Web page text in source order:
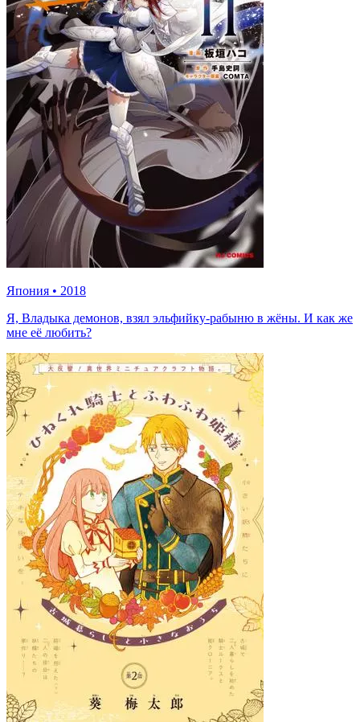
Япония • 2018
Я, Владыка демонов, взял эльфийку-рабыню в жёны. И как же
мне её любить?